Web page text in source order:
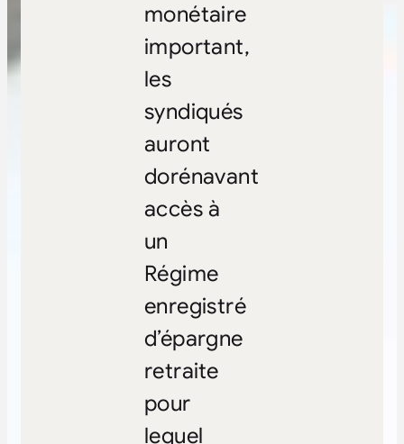
monétaire
important,
les
syndiqués
auront
dorénavant
accès à
un
Régime
enregistré
d’épargne
retraite
pour
lequel